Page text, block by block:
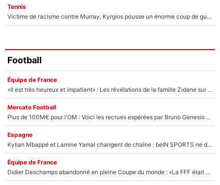
Tennis
Victime de racisme contre Murray, Kyrgios pousse un énorme coup de gueule !
Football
Équipe de France
«Il est très heureux et impatient» : Les révélations de la famille Zidane sur sa prise de pouvoir en équipe de France !
Mercato Football
Plus de 100M€ pour l'OM : Voici les recrues espérées par Bruno Genesio et Grégory Lorenzi après l’opération dégraissage
Espagne
Kylian Mbappé et Lamine Yamal changent de chaîne : beIN SPORTS ne digère pas cette décision historique et prédit un fiasco pour la Liga
Équipe de France
Didier Deschamps abandonné en pleine Coupe du monde : «La FFF était déjà passée à Zinedine Zidane»